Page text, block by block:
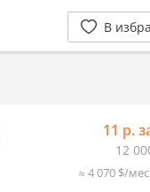
В
11 р.
12
≈ 4 070 $/